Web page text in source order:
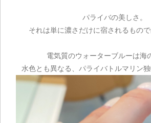
パライバの美しさ。
それは単に濃さだけに宿されるもので
電気質のウォーターブルーは海
水色とも異なる、パライバトルマリン独